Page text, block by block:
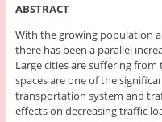
ABSTRACT
With the growing population
there has been a parallel
Large cities are suffering from
spaces are one of the
transportation system and
effects on decreasing traffic